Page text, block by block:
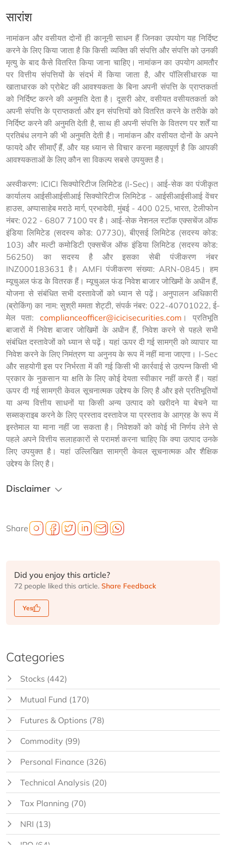
सारांश
नामांकन और वसीयत दोनों ही कानूनी साधन हैं जिनका उपयोग यह निर्दिष्ट
करने के लिए किया जाता है कि किसी व्यक्ति की संपत्ति और संपत्ति को उनकी
मृत्यु के बाद कैसे वितरित किया जाना चाहिए। नामांकन का उपयोग आमतौर
पर वित्तीय संपत्तियों के संदर्भ में किया जाता है, और पॉलिसीधारक या
खाताधारक को प्रोबेट की आवश्यकता के बिना अपनी संपत्ति के प्राप्तकर्ता
को निर्दिष्ट करने की अनुमति देता है। दूसरी ओर, वसीयत वसीयतकर्ता को
अपनी संपत्ति के प्राप्तकर्ता और इन संपत्तियों को वितरित करने के तरीके को
निर्दिष्ट करने की अनुमति देती है, साथ ही अपनी संपत्ति के वितरण पर शर्तें या
प्रतिबंध लगाने की भी अनुमति देती है। नामांकन और वसीयत दोनों के अपने
फायदे और सीमाएँ हैं, और यह ध्यान से विचार करना महत्वपूर्ण है कि आपकी
आवश्यकताओं के लिए कौन सा विकल्प सबसे उपयुक्त है।
अस्वीकरण: ICICI सिक्योरिटीज लिमिटेड (I-Sec)। आई-सेक का पंजीकृत
कार्यालय आईसीआईसीआई सिक्योरिटीज लिमिटेड - आईसीआईसीआई वेंचर
हाउस, अप्पासाहेब मराठे मार्ग, प्रभादेवी, मुंबई - 400 025, भारत, टेलीफोन
नंबर: 022 - 6807 7100 पर है। आई-सेक नेशनल स्टॉक एक्सचेंज ऑफ
इंडिया लिमिटेड (सदस्य कोड: 07730), बीएसई लिमिटेड (सदस्य कोड:
103) और मल्टी कमोडिटी एक्सचेंज ऑफ इंडिया लिमिटेड (सदस्य कोड:
56250) का सदस्य है और इसका सेबी पंजीकरण नंबर
INZ000183631 है। AMFI पंजीकरण संख्या: ARN-0845। हम
म्यूचुअल फंड के वितरक हैं। म्यूचुअल फंड निवेश बाजार जोखिमों के अधीन हैं,
योजना से संबंधित सभी दस्तावेजों को ध्यान से पढ़ें। अनुपालन अधिकारी
(ब्रोकिंग) का नाम: सुश्री ममता शेट्टी, संपर्क नंबर: 022-40701022, ई-
मेल पता: complianceofficer@icicisecurities.com । प्रतिभूति
बाजारों में निवेश बाजार जोखिमों के अधीन हैं, निवेश करने से पहले सभी
संबंधित दस्तावेजों को ध्यान से पढ़ें। यहां ऊपर दी गई सामग्री को व्यापार या
निवेश करने के लिए निमंत्रण या अनुनय के रूप में नहीं माना जाएगा। I-Sec
और सहयोगी इस पर निर्भरता में की गई किसी भी कार्रवाई से उत्पन्न किसी भी
प्रकार के नुकसान या क्षति के लिए कोई देयता स्वीकार नहीं करते हैं। यहां
ऊपर दी गई सामग्री केवल सूचनात्मक उद्देश्य के लिए है और इसे प्रतिभूतियों
या अन्य वित्तीय साधनों या किसी अन्य उत्पाद को खरीदने या बेचने या
सब्सक्राइब करने के लिए प्रस्ताव दस्तावेज या प्रस्ताव के आग्रह के रूप में
इस्तेमाल या माना नहीं जा सकता है। निवेशकों को कोई भी निर्णय लेने से
पहले अपने वित्तीय सलाहकारों से परामर्श करना चाहिए कि क्या उत्पाद उनके
लिए उपयुक्त है। यहां उल्लिखित सामग्री केवल सूचनात्मक और शैक्षिक
उद्देश्य के लिए है।
Disclaimer
Share
Did you enjoy this article?
72 people liked this article. Share Feedback
Yes
Categories
Stocks (442)
Mutual Fund (170)
Futures & Options (78)
Commodity (99)
Personal Finance (326)
Technical Analysis (20)
Tax Planning (70)
NRI (13)
IPO (64)